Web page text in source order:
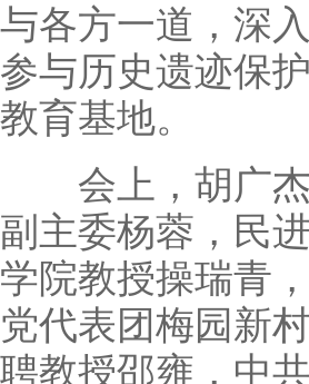
与各方一道，深
参与历史遗迹保
教育基地。
会上，胡广杰
副主委杨蓉，民
学院教授操瑞青
党代表团梅园新
聘教授邵雍，中